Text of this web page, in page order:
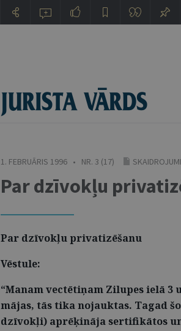
1. FEBRUĀRIS 1996 • NR. 3 (17)
Par dzīvokļu
Par dzīvokļu privatizēšanu
Vēstule:
“Manam vectētiņam Zilupes ielā
mājas, tās tika nojauktas. Tagad
dzīvokļi) aprēķināja sertifikātos